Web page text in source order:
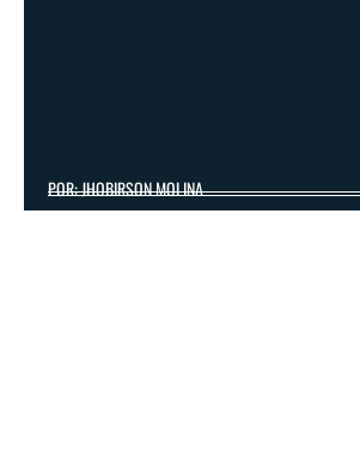
POR: JHOBIRSON MOLINA